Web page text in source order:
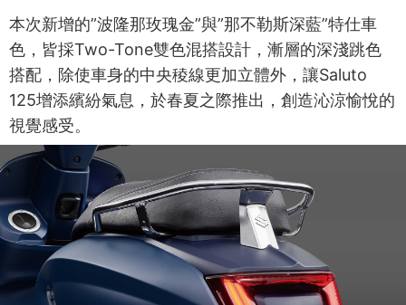
本次新增的”波隆那玫瑰金”與”那不勒斯深藍”特仕車
色，皆採Two-Tone雙色混搭設計，漸層的深淺跳色
搭配，除使車身的中央稜線更加立體外，讓Saluto
125增添繽紛氣息，於春夏之際推出，創造沁涼愉悅的
視覺感受。